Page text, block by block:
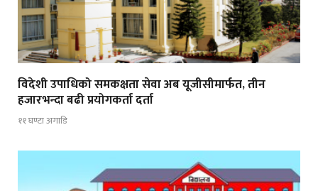
विदेशी उपाधिको समकक्षता सेवा अब यूजीसीमार्फत, तीन
हजारभन्दा बढी प्रयोगकर्ता दर्ता
११ घण्टा अगाडि